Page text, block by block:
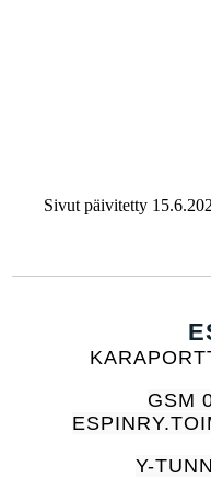
Sivut päivitetty
GSM
Y-